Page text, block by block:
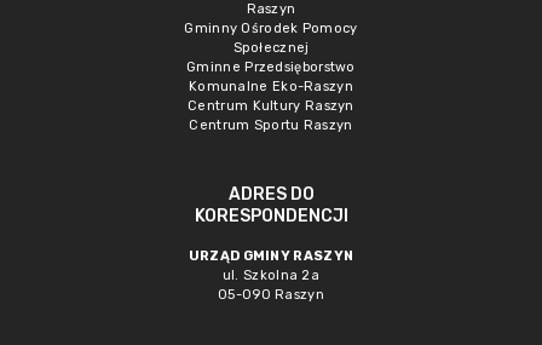
Raszyn
Gminny Ośrodek Pomocy
Społecznej
Gminne Przedsięborstwo
Komunalne Eko-Raszyn
Centrum Kultury Raszyn
Centrum Sportu Raszyn
ADRES DO
KORESPONDENCJI
URZĄD GMINY RASZYN
ul. Szkolna 2a
05-090 Raszyn